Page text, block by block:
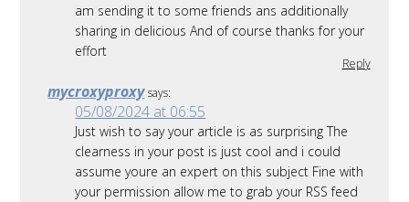
am sending it to some friends ans additionally
sharing in delicious And of course thanks for your
effort
Reply
mycroxyproxy says:
05/08/2024 at 06:55
Just wish to say your article is as surprising The
clearness in your post is just cool and i could
assume youre an expert on this subject Fine with
your permission allow me to grab your RSS feed